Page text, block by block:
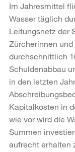
Im Jahresmittel
Wasser täglich
Leitungsnetz der
Zürcherinnen
durchschnittlich
Schuldenabbau
in den letzten
Kapitalkosten in
wie vor wird die
Summen
aufrecht erhalten